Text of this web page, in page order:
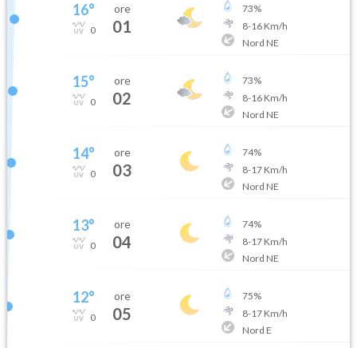
16°
0
ore
01
73%
8-16Km/h
Nord NE
15°
0
ore
02
73%
8-16Km/h
Nord NE
14°
0
ore
03
74%
8-17Km/h
Nord NE
13°
0
ore
04
74%
8-17Km/h
Nord NE
12°
0
ore
05
75%
8-17Km/h
Nord E